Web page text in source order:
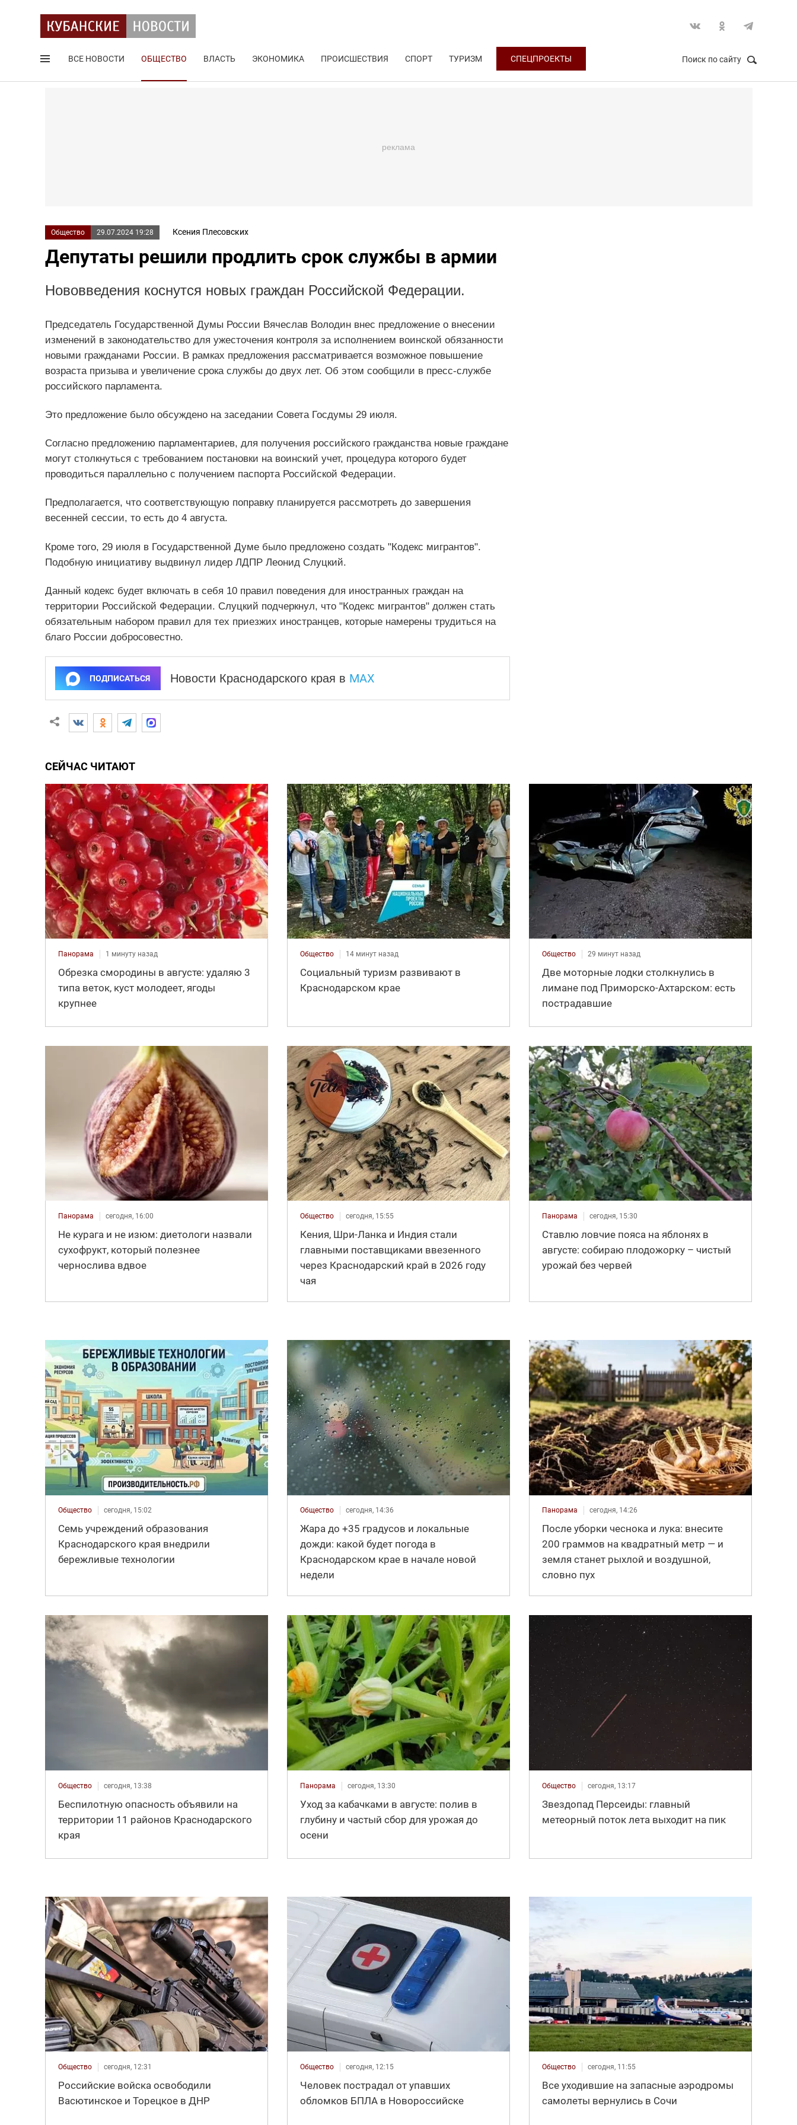
ВСЕ НОВОСТИ ОБЩЕСТВО ВЛАСТЬ ЭКОНОМИКА ПРОИСШЕСТВИЯ СПОРТ ТУРИЗМ СПЕЦПРОЕКТЫ Поиск по сайту
Общество 29.07.2024 19:28 Ксения Плесовских
Депутаты решили продлить срок службы в армии
Нововведения коснутся новых граждан Российской Федерации.
Председатель Государственной Думы России Вячеслав Володин внес предложение о внесении
изменений в законодательство для ужесточения контроля за исполнением воинской обязанности
новыми гражданами России. В рамках предложения рассматривается возможное повышение
возраста призыва и увеличение срока службы до двух лет. Об этом сообщили в пресс-службе
российского парламента.
Это предложение было обсуждено на заседании Совета Госдумы 29 июля.
Согласно предложению парламентариев, для получения российского гражданства новые граждане
могут столкнуться с требованием постановки на воинский учет, процедура которого будет
проводиться параллельно с получением паспорта Российской Федерации.
Предполагается, что соответствующую поправку планируется рассмотреть до завершения
весенней сессии, то есть до 4 августа.
Кроме того, 29 июля в Государственной Думе было предложено создать "Кодекс мигрантов".
Подобную инициативу выдвинул лидер ЛДПР Леонид Слуцкий.
Данный кодекс будет включать в себя 10 правил поведения для иностранных граждан на
территории Российской Федерации. Слуцкий подчеркнул, что "Кодекс мигрантов" должен стать
обязательным набором правил для тех приезжих иностранцев, которые намерены трудиться на
благо России добросовестно.
ПОДПИСАТЬСЯ Новости Краснодарского края в MAX
СЕЙЧАС ЧИТАЮТ
Панорама 1 минуту назад
Обрезка смородины в августе: удаляю 3
типа веток, куст молодеет, ягоды
крупнее
Общество 14 минут назад
Социальный туризм развивают в
Краснодарском крае
Общество 29 минут назад
Две моторные лодки столкнулись в
лимане под Приморско-Ахтарском: есть
пострадавшие
Панорама сегодня, 16:00
Не курага и не изюм: диетологи назвали
сухофрукт, который полезнее
чернослива вдвое
Общество сегодня, 15:55
Кения, Шри-Ланка и Индия стали
главными поставщиками ввезенного
через Краснодарский край в 2026 году
чая
Панорама сегодня, 15:30
Ставлю ловчие пояса на яблонях в
августе: собираю плодожорку – чистый
урожай без червей
Общество сегодня, 15:02
Семь учреждений образования
Краснодарского края внедрили
бережливые технологии
Общество сегодня, 14:36
Жара до +35 градусов и локальные
дожди: какой будет погода в
Краснодарском крае в начале новой
недели
Панорама сегодня, 14:26
После уборки чеснока и лука: внесите
200 граммов на квадратный метр — и
земля станет рыхлой и воздушной,
словно пух
Общество сегодня, 13:38
Беспилотную опасность объявили на
территории 11 районов Краснодарского
края
Панорама сегодня, 13:30
Уход за кабачками в августе: полив в
глубину и частый сбор для урожая до
осени
Общество сегодня, 13:17
Звездопад Персеиды: главный
метеорный поток лета выходит на пик
Общество сегодня, 12:31
Российские войска освободили
Васютинское и Торецкое в ДНР
Общество сегодня, 12:15
Человек пострадал от упавших
обломков БПЛА в Новороссийске
Общество сегодня, 11:55
Все уходившие на запасные аэродромы
самолеты вернулись в Сочи